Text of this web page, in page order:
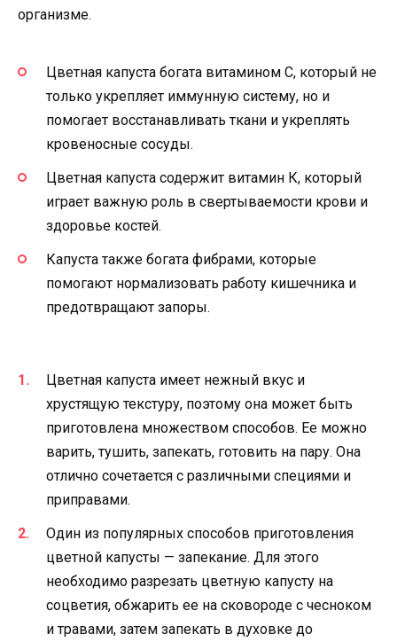
организме.
Цветная капуста богата витамином C, который не
только укрепляет иммунную систему, но и
помогает восстанавливать ткани и укреплять
кровеносные сосуды.
Цветная капуста содержит витамин К, который
играет важную роль в свертываемости крови и
здоровье костей.
Капуста также богата фибрами, которые
помогают нормализовать работу кишечника и
предотвращают запоры.
Цветная капуста имеет нежный вкус и
хрустящую текстуру, поэтому она может быть
приготовлена множеством способов. Ее можно
варить, тушить, запекать, готовить на пару. Она
отлично сочетается с различными специями и
приправами.
Один из популярных способов приготовления
цветной капусты — запекание. Для этого
необходимо разрезать цветную капусту на
соцветия, обжарить ее на сковороде с чесноком
и травами, затем запекать в духовке до